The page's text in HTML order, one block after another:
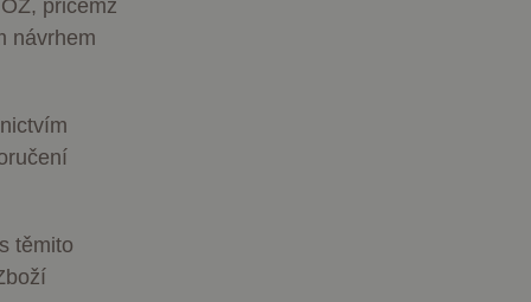
přičemž
návrhem
těmito